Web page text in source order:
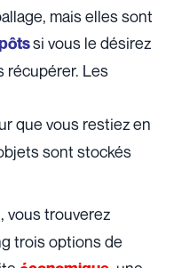
mais elles sont
si vous le désirez
récupérer. Les
que vous restiez en
sont stockés
vous trouverez
trois options de